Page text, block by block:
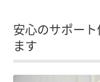
安心のサポー
ます